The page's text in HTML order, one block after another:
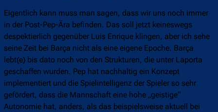
Eigentlich kann muss man sagen, dass wir uns noch immer
in der Post-Pep-Ära befinden. Das soll jetzt keineswegs
despektierlich gegenüber Luis Enrique klingen, aber ich sehe
seine Zeit bei Barça nicht als eine eigene Epoche. Barça
lebt(e) bis dato noch von den Strukturen, die unter Laporta
geschaffen wurden. Pep hat nachhaltig ein Konzept
implementiert und die Spielintelligenz der Spieler so sehr
gefördert, dass die Mannschaft eine hohe „geistige“
Autonomie hat, anders, als das beispielsweise aktuell bei